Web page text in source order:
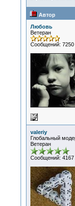
Автор
Любовь
Ветеран
Сообщений: 7250
valeriy
Глобальный
Ветеран
Сообщений: 4167